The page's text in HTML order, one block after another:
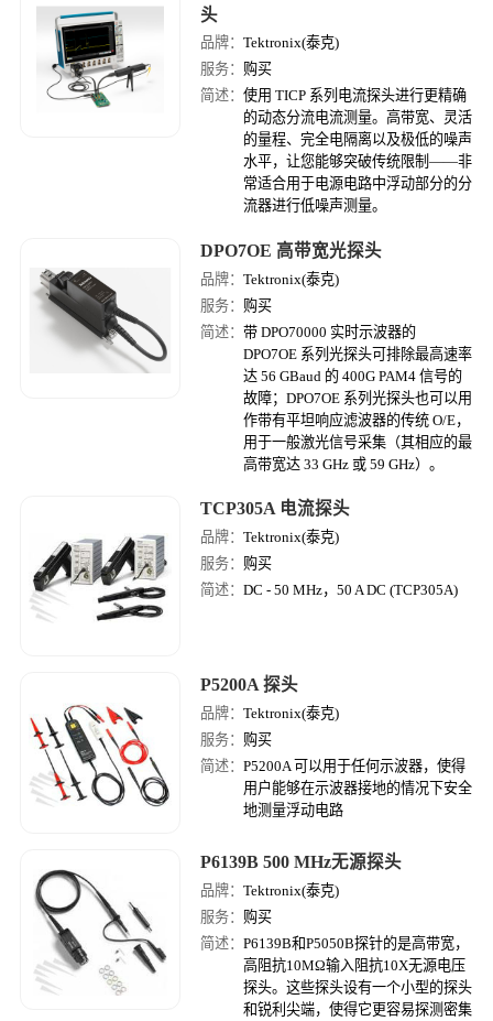
头
品牌：Tektronix(泰克)
服务： 购买
简述：使用 TICP 系列电流探头进行更精确
的动态分流电流测量。高带宽、灵活
的量程、完全电隔离以及极低的噪声
水平，让您能够突破传统限制——非
常适合用于电源电路中浮动部分的分
流器进行低噪声测量。
DPO7OE 高带宽光探头
品牌：Tektronix(泰克)
服务： 购买
简述：带 DPO70000 实时示波器的
DPO7OE 系列光探头可排除最高速率
达 56 GBaud 的 400G PAM4 信号的
故障；DPO7OE 系列光探头也可以用
作带有平坦响应滤波器的传统 O/E，
用于一般激光信号采集（其相应的最
高带宽达 33 GHz 或 59 GHz）。
TCP305A 电流探头
品牌：Tektronix(泰克)
服务： 购买
简述：DC - 50 MHz，50 A DC (TCP305A)
P5200A 探头
品牌：Tektronix(泰克)
服务： 购买
简述：P5200A 可以用于任何示波器，使得
用户能够在示波器接地的情况下安全
地测量浮动电路
P6139B 500 MHz无源探头
品牌：Tektronix(泰克)
服务： 购买
简述：P6139B和P5050B探针的是高带宽，
高阻抗10MΩ输入阻抗10X无源电压
探头。这些探头设有一个小型的探头
和锐利尖端，使得它更容易探测密集